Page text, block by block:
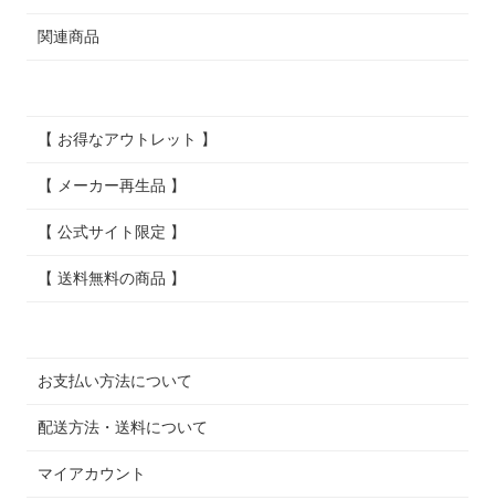
関連商品
【 お得なアウトレット 】
【 メーカー再生品 】
【 公式サイト限定 】
【 送料無料の商品 】
お支払い方法について
配送方法・送料について
マイアカウント